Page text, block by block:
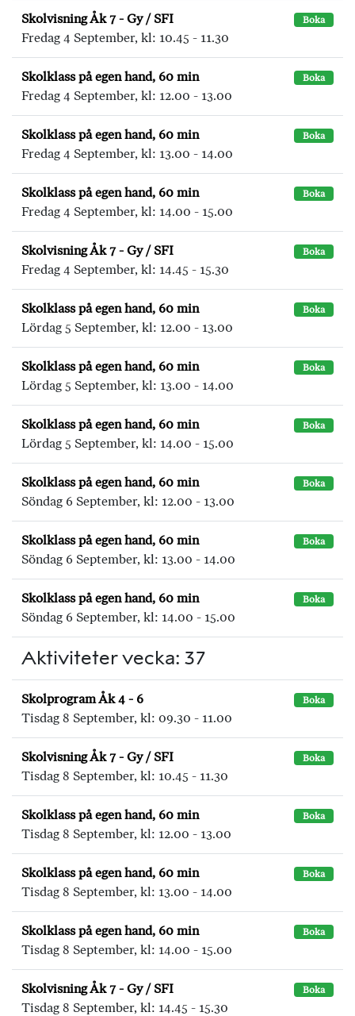
Skolvisning Åk 7 - Gy / SFI Boka
Fredag 4 September, kl: 10.45 - 11.30
Skolklass på egen hand, 60 min Boka
Fredag 4 September, kl: 12.00 - 13.00
Skolklass på egen hand, 60 min Boka
Fredag 4 September, kl: 13.00 - 14.00
Skolklass på egen hand, 60 min Boka
Fredag 4 September, kl: 14.00 - 15.00
Skolvisning Åk 7 - Gy / SFI Boka
Fredag 4 September, kl: 14.45 - 15.30
Skolklass på egen hand, 60 min Boka
Lördag 5 September, kl: 12.00 - 13.00
Skolklass på egen hand, 60 min Boka
Lördag 5 September, kl: 13.00 - 14.00
Skolklass på egen hand, 60 min Boka
Lördag 5 September, kl: 14.00 - 15.00
Skolklass på egen hand, 60 min Boka
Söndag 6 September, kl: 12.00 - 13.00
Skolklass på egen hand, 60 min Boka
Söndag 6 September, kl: 13.00 - 14.00
Skolklass på egen hand, 60 min Boka
Söndag 6 September, kl: 14.00 - 15.00
Aktiviteter vecka: 37
Skolprogram Åk 4 - 6 Boka
Tisdag 8 September, kl: 09.30 - 11.00
Skolvisning Åk 7 - Gy / SFI Boka
Tisdag 8 September, kl: 10.45 - 11.30
Skolklass på egen hand, 60 min Boka
Tisdag 8 September, kl: 12.00 - 13.00
Skolklass på egen hand, 60 min Boka
Tisdag 8 September, kl: 13.00 - 14.00
Skolklass på egen hand, 60 min Boka
Tisdag 8 September, kl: 14.00 - 15.00
Skolvisning Åk 7 - Gy / SFI Boka
Tisdag 8 September, kl: 14.45 - 15.30